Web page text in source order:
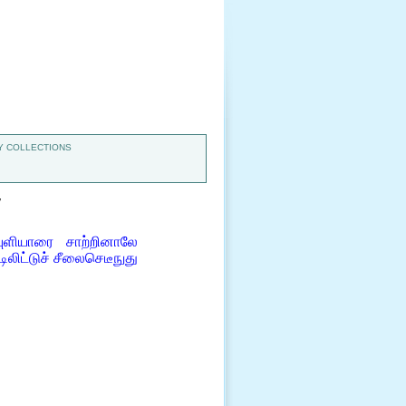
COLLECTIONS
சாற்றினாலே
சீலைசெடீநுது